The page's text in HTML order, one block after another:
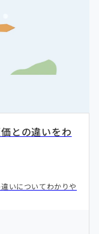
との違いをわ
いについてわかりや